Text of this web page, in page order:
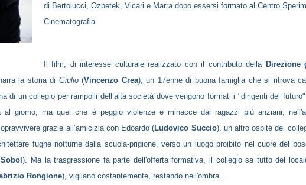
di Bertolucci, Ozpetek, Vicari e Marra dopo essersi formato al Centro
Cinematografia.
Il film, di interesse culturale realizzato con il contributo della Direzione
la storia di Giulio(Vincenzo Crea), un 17enne di buona famiglia che si ritrova
di un collegio per rampolli dell’alta società dove vengono formati i "dirigenti del
al giorno, ma quel che è peggio violenze e minacce dai ragazzi più anziani,
grazie all’amicizia con Edoardo (Ludovico Succio), un altro ospite del
fughe notturne dalla scuola-prigione, verso un luogo proibito nel cuore del
). Ma la trasgressione fa parte dell'offerta formativa, il collegio sa tutto del
Rongione), vigilano costantemente, restando nell'ombra…